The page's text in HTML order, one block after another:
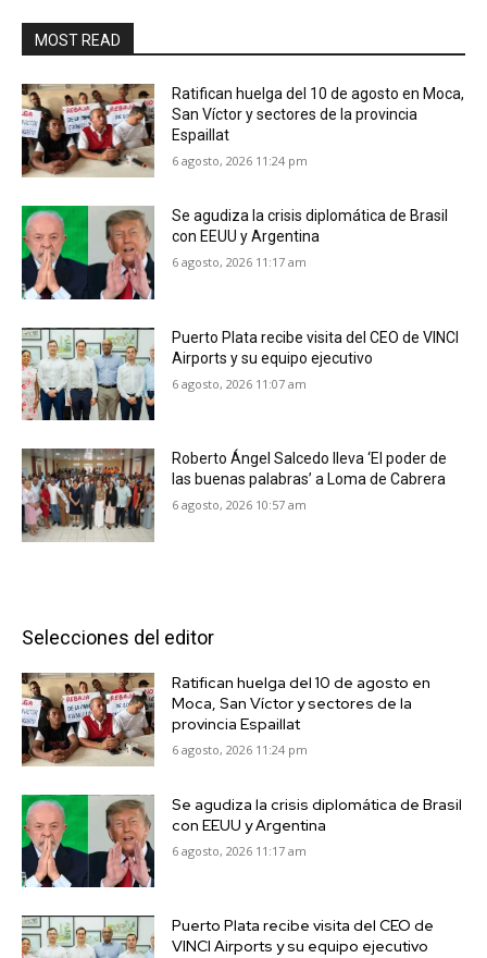
MOST READ
Ratifican huelga del 10 de agosto en Moca,
San Víctor y sectores de la provincia
Espaillat
6 agosto, 2026 11:24 pm
Se agudiza la crisis diplomática de Brasil
con EEUU y Argentina
6 agosto, 2026 11:17 am
Puerto Plata recibe visita del CEO de VINCI
Airports y su equipo ejecutivo
6 agosto, 2026 11:07 am
Roberto Ángel Salcedo lleva ‘El poder de
las buenas palabras’ a Loma de Cabrera
6 agosto, 2026 10:57 am
Selecciones del editor
Ratifican huelga del 10 de agosto en
Moca, San Víctor y sectores de la
provincia Espaillat
6 agosto, 2026 11:24 pm
Se agudiza la crisis diplomática de Brasil
con EEUU y Argentina
6 agosto, 2026 11:17 am
Puerto Plata recibe visita del CEO de
VINCI Airports y su equipo ejecutivo